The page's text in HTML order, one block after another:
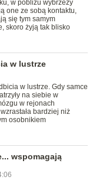
w pobliżu wybrzeży
one ze sobą kontaktu,
się tym samym
skoro żyją tak blisko
w lustrze
w lustrze. Gdy samce
na siebie w
w rejonach
bardziej niż
osobnikiem
wspomagają